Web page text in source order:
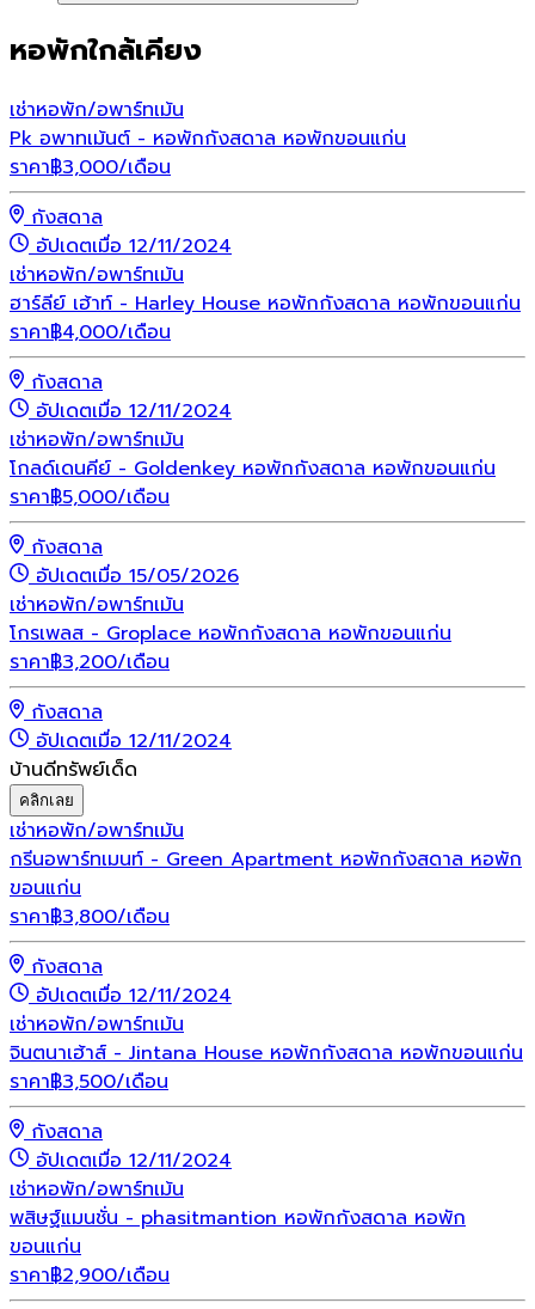
หอพักใกล้เคียง
เช่าหอพัก/อพาร์ทเม้น
Pk อพาทเม้นต์ - หอพักกังสดาล หอพักขอนแก่น
ราคา฿3,000/เดือน
กังสดาล
อัปเดตเมื่อ 12/11/2024
เช่าหอพัก/อพาร์ทเม้น
ฮาร์ลีย์ เฮ้าท์ - Harley House หอพักกังสดาล หอพักขอนแก่น
ราคา฿4,000/เดือน
กังสดาล
อัปเดตเมื่อ 12/11/2024
เช่าหอพัก/อพาร์ทเม้น
โกลด์เดนคีย์ - Goldenkey หอพักกังสดาล หอพักขอนแก่น
ราคา฿5,000/เดือน
กังสดาล
อัปเดตเมื่อ 15/05/2026
เช่าหอพัก/อพาร์ทเม้น
โกรเพลส - Groplace หอพักกังสดาล หอพักขอนแก่น
ราคา฿3,200/เดือน
กังสดาล
อัปเดตเมื่อ 12/11/2024
บ้านดีทรัพย์เด็ด
คลิกเลย
เช่าหอพัก/อพาร์ทเม้น
กรีนอพาร์ทเมนท์ - Green Apartment หอพักกังสดาล หอพัก
ขอนแก่น
ราคา฿3,800/เดือน
กังสดาล
อัปเดตเมื่อ 12/11/2024
เช่าหอพัก/อพาร์ทเม้น
จินตนาเฮ้าส์ - Jintana House หอพักกังสดาล หอพักขอนแก่น
ราคา฿3,500/เดือน
กังสดาล
อัปเดตเมื่อ 12/11/2024
เช่าหอพัก/อพาร์ทเม้น
พสิษฐ์แมนชั่น - phasitmantion หอพักกังสดาล หอพัก
ขอนแก่น
ราคา฿2,900/เดือน